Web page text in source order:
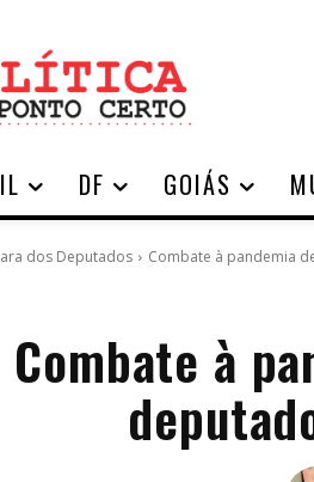
DF GOIÁS
dos Deputados Combate à pandemia
Combate à